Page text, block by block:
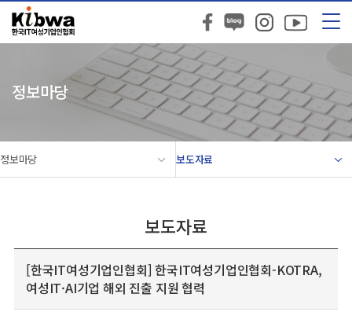
정보마당
정보마당 보도자료
보도자료
[한국IT여성기업인협회] 한국IT여성기업인협회-KOTRA,
여성IT·AI기업 해외 진출 지원 협력